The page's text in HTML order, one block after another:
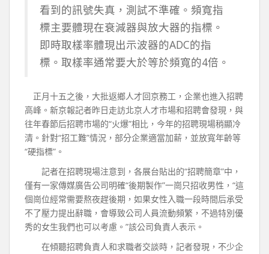
看到的訊號失真，測試不準確。頻寬指
標主要體現在衰減器與放大器的指標。
即時取樣率體現出示波器的ADC的指
標。取樣率通常要大於等於頻寬的4倍。
正月十五之後，大批返鄉人才回京務工，企業也進入招聘
高峰。新京報記者昨日走訪北京人才市場和招聘會發現，與
往年春節后招聘市場的“火爆”相比，今年的招聘現場稍顯冷
清。針對“招工難”情況，部分企業適當加薪，並放寬年齡等
“硬指標”。
記者在招聘現場注意到，各展台貼出的“招聘簡章”中，
僅有一家傳媒廣告公司明確“後期製作”一崗只招收男性，“這
個崗位經常需要熬夜趕後期，如果女性入職一段時間后承受
不了壓力提出辭職，會導致公司人員流動頻繁，不過特別優
秀的女生我們也可以考慮。”該公司負責人表示。
在傾聽招聘負責人和求職者交談時，記者發現，不少企